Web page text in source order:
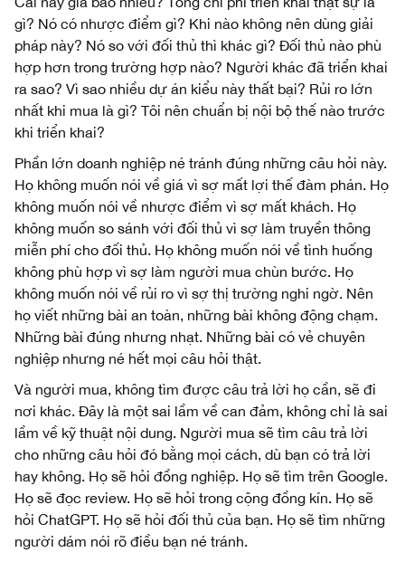
gì? Nó có nhược điểm gì? Khi nào không nên dùng giải
pháp này? Nó so với đối thủ thì khác gì? Đối thủ nào phù
hợp hơn trong trường hợp nào? Người khác đã triển khai
ra sao? Vì sao nhiều dự án kiểu này thất bại? Rủi ro lớn
nhất khi mua là gì? Tôi nên chuẩn bị nội bộ thế nào trước
khi triển khai?
Phần lớn doanh nghiệp né tránh đúng những câu hỏi này.
Họ không muốn nói về giá vì sợ mất lợi thế đàm phán. Họ
không muốn nói về nhược điểm vì sợ mất khách. Họ
không muốn so sánh với đối thủ vì sợ làm truyền thông
miễn phí cho đối thủ. Họ không muốn nói về tình huống
không phù hợp vì sợ làm người mua chùn bước. Họ
không muốn nói về rủi ro vì sợ thị trường nghi ngờ. Nên
họ viết những bài an toàn, những bài không động chạm.
Những bài đúng nhưng nhạt. Những bài có vẻ chuyên
nghiệp nhưng né hết mọi câu hỏi thật.
Và người mua, không tìm được câu trả lời họ cần, sẽ đi
nơi khác. Đây là một sai lầm về can đảm, không chỉ là sai
lầm về kỹ thuật nội dung. Người mua sẽ tìm câu trả lời
cho những câu hỏi đó bằng mọi cách, dù bạn có trả lời
hay không. Họ sẽ hỏi đồng nghiệp. Họ sẽ tìm trên Google.
Họ sẽ đọc review. Họ sẽ hỏi trong cộng đồng kín. Họ sẽ
hỏi ChatGPT. Họ sẽ hỏi đối thủ của bạn. Họ sẽ tìm những
người dám nói rõ điều bạn né tránh.